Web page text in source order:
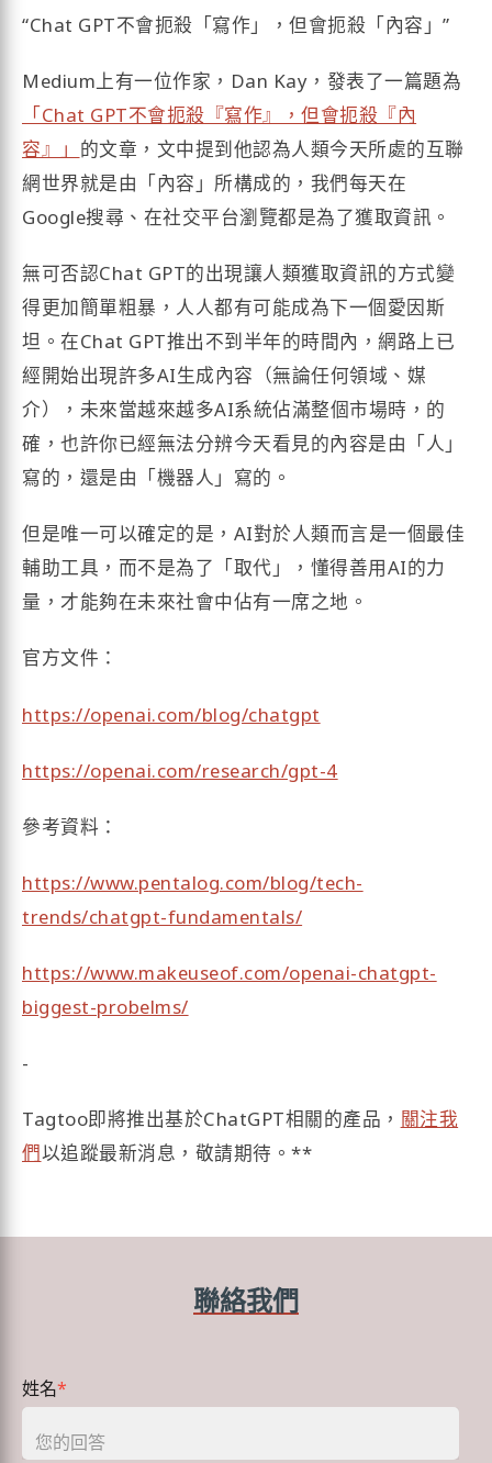
“Chat GPT不會扼殺「寫作」，但會扼殺「內容」”
Medium上有一位作家，Dan Kay，發表了一篇題為
「Chat GPT不會扼殺『寫作』，但會扼殺『內
容』」 的文章，文中提到他認為人類今天所處的互聯
網世界就是由「內容」所構成的，我們每天在
Google搜尋、在社交平台瀏覽都是為了獲取資訊。
無可否認Chat GPT的出現讓人類獲取資訊的方式變
得更加簡單粗暴，人人都有可能成為下一個愛因斯
坦。在Chat GPT推出不到半年的時間內，網路上已
經開始出現許多AI生成內容（無論任何領域、媒
介），未來當越來越多AI系統佔滿整個市場時，的
確，也許你已經無法分辨今天看見的內容是由「人」
寫的，還是由「機器人」寫的。
但是唯一可以確定的是，AI對於人類而言是一個最佳
輔助工具，而不是為了「取代」，懂得善用AI的力
量，才能夠在未來社會中佔有一席之地。
官方文件：
https://openai.com/blog/chatgpt
https://openai.com/research/gpt-4
參考資料：
https://www.pentalog.com/blog/tech-
trends/chatgpt-fundamentals/
https://www.makeuseof.com/openai-chatgpt-
biggest-probelms/
-
Tagtoo即將推出基於ChatGPT相關的產品， 關注我
們以追蹤最新消息，敬請期待。**
聯絡我們
姓名*